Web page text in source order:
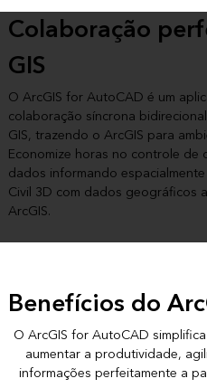
Colaboração
GIS
O ArcGIS for AutoCAD é um
colaboração síncrona
GIS, trazendo o ArcGIS para
Economize horas no controle
dados informando
Civil 3D com dados geográficos
ArcGIS.
Benefícios do
O ArcGIS for AutoCAD
aumentar a produtividade,
informações perfeitamente a